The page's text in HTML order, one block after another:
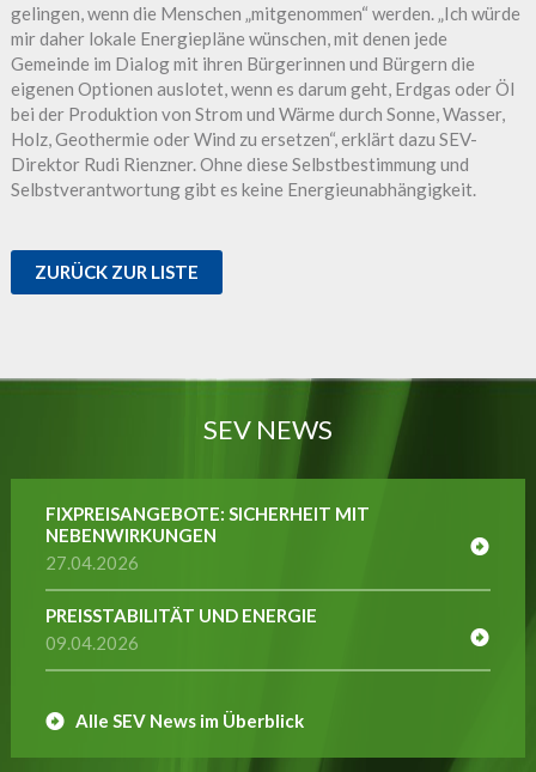
gelingen, wenn die Menschen „mitgenommen“ werden. „Ich würde
mir daher lokale Energiepläne wünschen, mit denen jede
Gemeinde im Dialog mit ihren Bürgerinnen und Bürgern die
eigenen Optionen auslotet, wenn es darum geht, Erdgas oder Öl
bei der Produktion von Strom und Wärme durch Sonne, Wasser,
Holz, Geothermie oder Wind zu ersetzen“, erklärt dazu SEV-
Direktor Rudi Rienzner. Ohne diese Selbstbestimmung und
Selbstverantwortung gibt es keine Energieunabhängigkeit.
ZURÜCK ZUR LISTE
SEV NEWS
FIXPREISANGEBOTE: SICHERHEIT MIT
NEBENWIRKUNGEN
27.04.2026
PREISSTABILITÄT UND ENERGIE
09.04.2026
Alle SEV News im Überblick